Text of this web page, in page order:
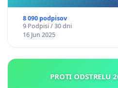
8 090 podpisov
9 Podpisi / 30 dni
16 Jun 2025
PROTI ODSTRELU